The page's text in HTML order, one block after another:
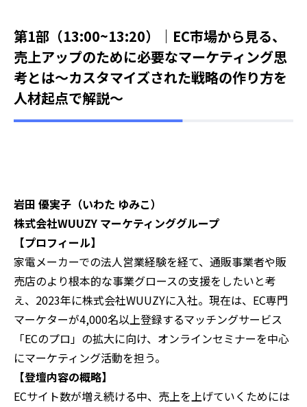
第1部（13:00~13:20）｜ EC市場から見る、
売上アップのために必要なマーケティング思
考とは〜カスタマイズされた戦略の作り方を
人材起点で解説〜
岩田 優実子（いわた ゆみこ）
株式会社WUUZY マーケティンググループ
‍【プロフィール】
家電メーカーでの法人営業経験を経て、通販事業者や販
売店のより根本的な事業グロースの支援をしたいと考
え、2023年に株式会社WUUZYに入社。現在は、EC専門
マーケターが4,000名以上登録するマッチングサービス
「ECのプロ」の拡大に向け、オンラインセミナーを中心
にマーケティング活動を担う。
‍【登壇内容の概略】
ECサイト数が増え続ける中、売上を上げていくためには